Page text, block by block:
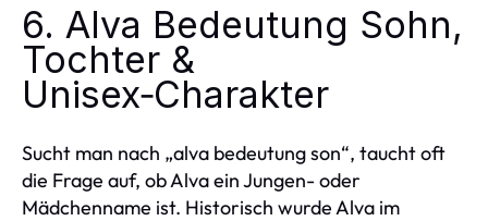
6. Alva Bedeutung Sohn,
Tochter &
Unisex‑Charakter
Sucht man nach „alva bedeutung son“, taucht oft
die Frage auf, ob Alva ein Jungen- oder
Mädchenname ist. Historisch wurde Alva im